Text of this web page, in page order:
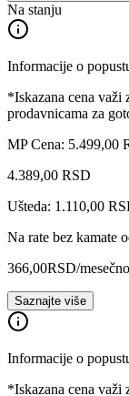
Na stanju
Informacije o
*Iskazana cena
prodavnicama za
MP Cena: 5.499,00
4.389,00 RSD
Ušteda: 1.110,00
Na rate bez kamate
366,00RSD/mesečno
Saznajte više
Informacije o
*Iskazana cena